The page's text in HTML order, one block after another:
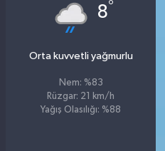
8°
Orta kuvvetli yağmurlu
Nem: %83
Rüzgar: 21 km/h
Yağış Olasılığı: %88